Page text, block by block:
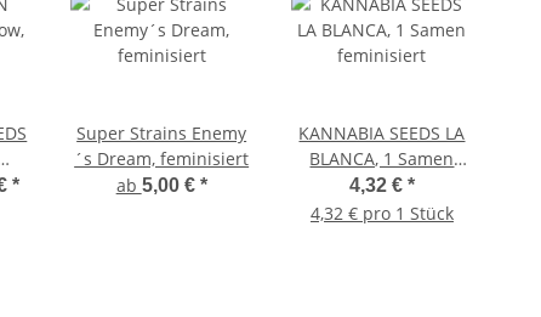
*
Super Strains Enemy
´s Dream, feminisiert
ab 5,00 € *
KANNABIA SEEDS LA
BLANCA, 1 Samen
feminisiert
4,32 € *
4,32 € pro 1 Stück